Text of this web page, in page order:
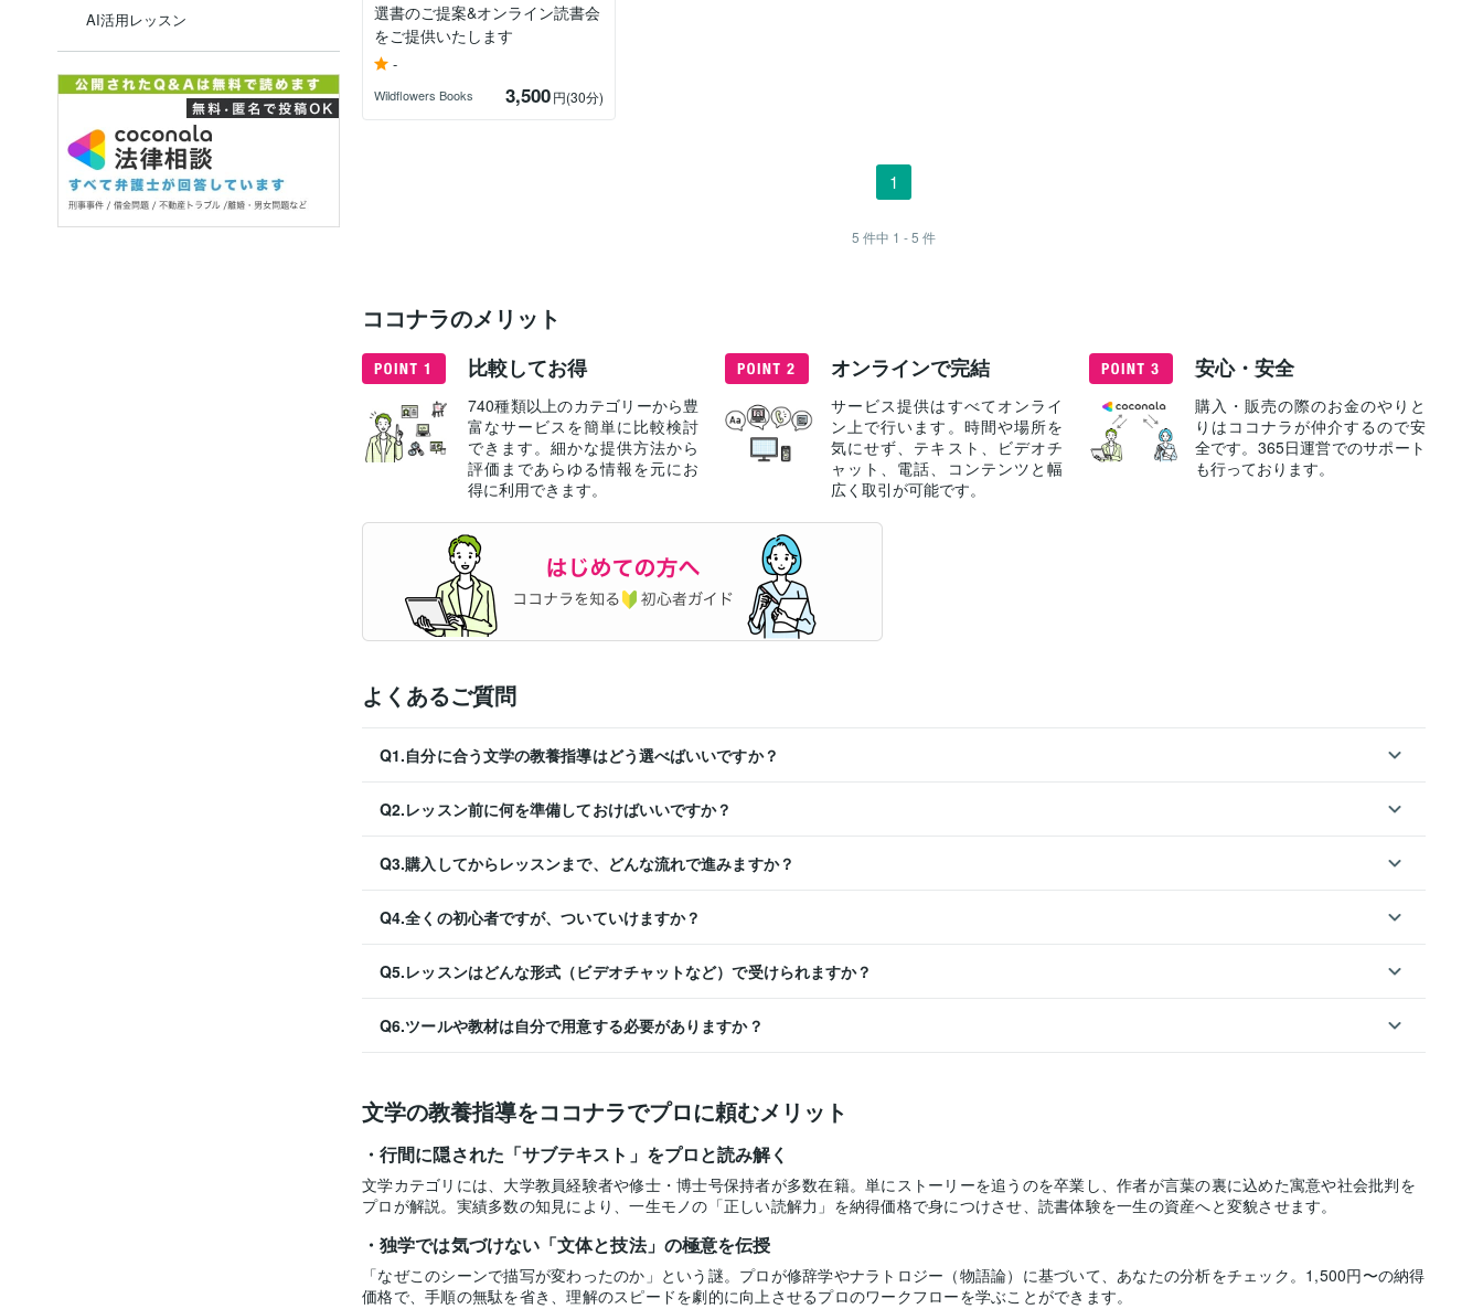
AI活用レッスン
選書のご提案&オンライン読書会
をご提供いたします
-
Wildflowers Books 3,500円(30分)
1
5 件中 1 - 5 件
ココナラのメリット
比較してお得
740種類以上のカテゴリーから豊
富なサービスを簡単に比較検討
できます。細かな提供方法から
評価まであらゆる情報を元にお
得に利用できます。
オンラインで完結
サービス提供はすべてオンライ
ン上で行います。時間や場所を
気にせず、テキスト、ビデオチ
ャット、電話、コンテンツと幅
広く取引が可能です。
安心・安全
購入・販売の際のお金のやりと
りはココナラが仲介するので安
全です。365日運営でのサポート
も行っております。
よくあるご質問
Q1.自分に合う文学の教養指導はどう選べばいいですか？
Q2.レッスン前に何を準備しておけばいいですか？
Q3.購入してからレッスンまで、どんな流れで進みますか？
Q4.全くの初心者ですが、ついていけますか？
Q5.レッスンはどんな形式（ビデオチャットなど）で受けられますか？
Q6.ツールや教材は自分で用意する必要がありますか？
文学の教養指導をココナラでプロに頼むメリット
行間に隠された「サブテキスト」をプロと読み解く
文学カテゴリには、大学教員経験者や修士・博士号保持者が多数在籍。単にストーリーを追うのを卒業し、作者が言葉の裏に込めた寓意や社会批判を
プロが解説。実績多数の知見により、一生モノの「正しい読解力」を納得価格で身につけさせ、読書体験を一生の資産へと変貌させます。
独学では気づけない「文体と技法」の極意を伝授
「なぜこのシーンで描写が変わったのか」という謎。プロが修辞学やナラトロジー（物語論）に基づいて、あなたの分析をチェック。1,500円〜の納得
価格で、手順の無駄を省き、理解のスピードを劇的に向上させるプロのワークフローを学ぶことができます。